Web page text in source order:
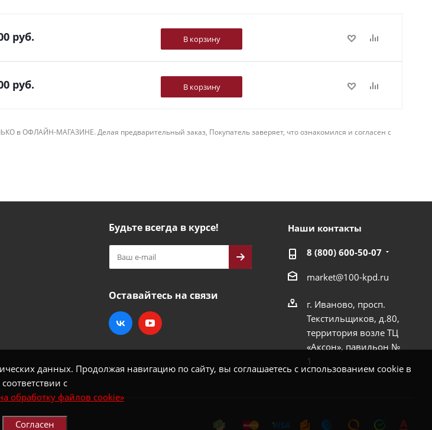
данных. Продолжая навигацию по сайту, вы соглашаетесь с использованием cookie в
соответствии с
обработку файлов cookie»
Согласен
руб. В корзину
руб. В корзину
в ОФЛАЙН-МАГАЗИНЕ. Делая предварительный заказ, Покупатель заверяет, что ознакомился и согласен с
Будьте всегда в курсе!
Оставайтесь на связи
Наши контакты
8 (800) 600-50-07
market@100-kpd.ru
г. Иваново, просп.
Текстильщиков, д.80,
территория возле ТЦ
«Аксон», павильон №
1